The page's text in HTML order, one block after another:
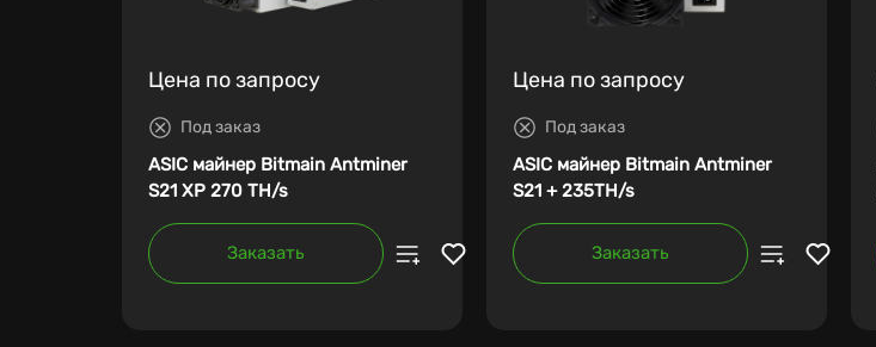
Цена по запросу
Под заказ
ASIC майнер Bitmain Antminer
S21 XP 270 TH/s
Заказать
Цена по запросу
Под заказ
ASIC майнер Bitmain Antminer
S21 + 235TH/s
Заказать